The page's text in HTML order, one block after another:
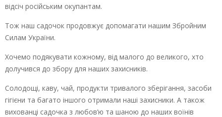
відсіч російським окупантам.
Тож наш садочок продовжує допомагати нашим Збройним
Силам України.
Хочемо подякувати кожному, від малого до великого, хто
долучився до збору для наших захисників.
Солодощі, каву, чай, продукти тривалого зберігання, засоби
гігієни та багато іншого отримали наші захисники. А також
вихованці садочка з любов’ю та шаною до наших воїнів